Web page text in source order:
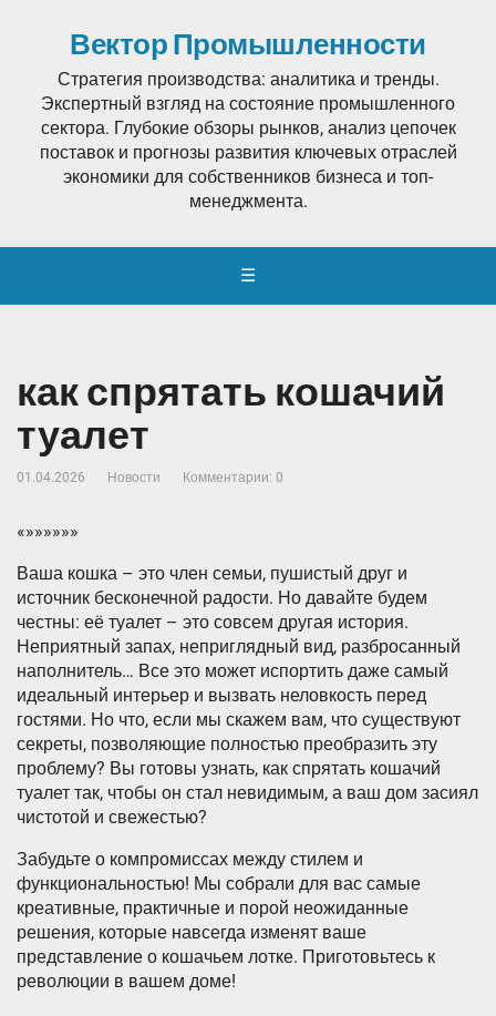
Вектор Промышленности
Стратегия производства: аналитика и тренды.
Экспертный взгляд на состояние промышленного
сектора. Глубокие обзоры рынков, анализ цепочек
поставок и прогнозы развития ключевых отраслей
экономики для собственников бизнеса и топ-
менеджмента.
☰
как спрятать кошачий
туалет
01.04.2026 Новости Комментарии: 0
«»»»»»»
Ваша кошка – это член семьи, пушистый друг и
источник бесконечной радости. Но давайте будем
честны: её туалет – это совсем другая история.
Неприятный запах, неприглядный вид, разбросанный
наполнитель… Все это может испортить даже самый
идеальный интерьер и вызвать неловкость перед
гостями. Но что, если мы скажем вам, что существуют
секреты, позволяющие полностью преобразить эту
проблему? Вы готовы узнать, как спрятать кошачий
туалет так, чтобы он стал невидимым, а ваш дом засиял
чистотой и свежестью?
Забудьте о компромиссах между стилем и
функциональностью! Мы собрали для вас самые
креативные, практичные и порой неожиданные
решения, которые навсегда изменят ваше
представление о кошачьем лотке. Приготовьтесь к
революции в вашем доме!